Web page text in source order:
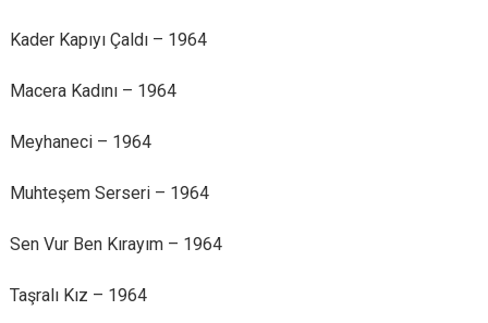
Kader Kapıyı Çaldı – 1964
Macera Kadını – 1964
Meyhaneci – 1964
Muhteşem Serseri – 1964
Sen Vur Ben Kırayım – 1964
Taşralı Kız – 1964